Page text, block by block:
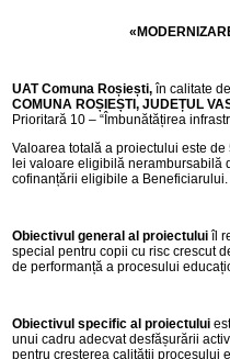
UAT Comuna Roșiești, în calitate
COMUNA ROȘIEȘTI, JUDEȚUL
Prioritară 10 – “Îmbunătățirea
Valoarea totală a proiectului este
lei valoare eligibilă nerambursabilă
cofinanțării eligibile a Beneficiarului.
Obiectivul general al proiectului îl
special pentru copii cu risc crescut
de performanță a procesului
Obiectivul specific al proiectului
unui cadru adecvat desfășurării
pentru creșterea calității procesului